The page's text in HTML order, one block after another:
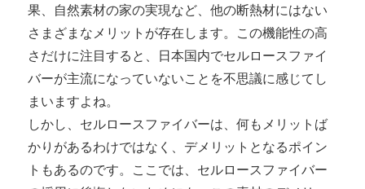
果、自然素材の家の実現など、他の断熱材にはない
さまざまなメリットが存在します。この機能性の高
さだけに注目すると、日本国内でセルロースファイ
バーが主流になっていないことを不思議に感じてし
まいますよね。
しかし、セルロースファイバーは、何もメリットば
かりがあるわけではなく、デメリットとなるポイン
トもあるのです。ここでは、セルロースファイバー